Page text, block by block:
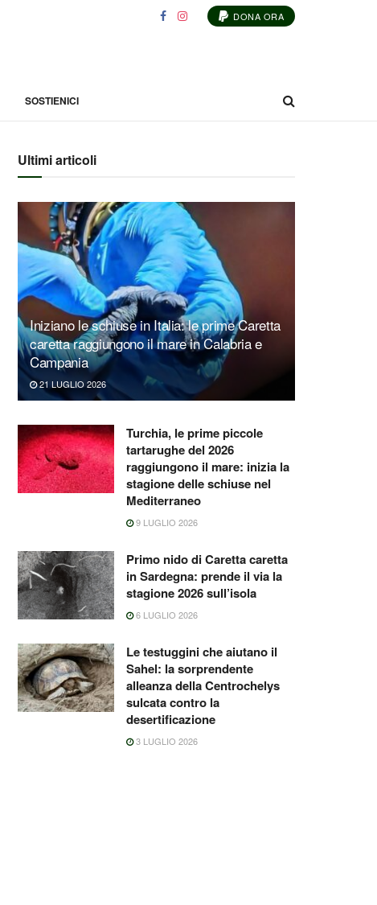
DONA ORA
SOSTIENICI
Ultimi articoli
Iniziano le schiuse in Italia: le prime Caretta
caretta raggiungono il mare in Calabria e
Campania
21 LUGLIO 2026
Turchia, le prime piccole
tartarughe del 2026
raggiungono il mare: inizia la
stagione delle schiuse nel
Mediterraneo
9 LUGLIO 2026
Primo nido di Caretta caretta
in Sardegna: prende il via la
stagione 2026 sull’isola
6 LUGLIO 2026
Le testuggini che aiutano il
Sahel: la sorprendente
alleanza della Centrochelys
sulcata contro la
desertificazione
3 LUGLIO 2026